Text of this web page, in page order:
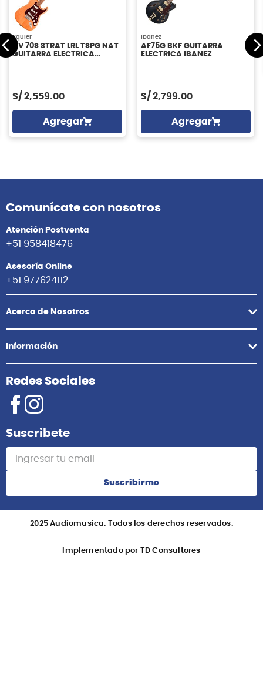
Squier
CV 70S STRAT LRL TSPG NAT
GUITARRA ELECTRICA
S/ 2,559.00
Agregar
Ibanez
AF75G BKF GUITARRA
ELECTRICA IBANEZ
S/ 2,799.00
Agregar
Comunícate con nosotros
Atención Postventa
+51 958418476
Asesoría Online
+51 977624112
Acerca de Nosotros
Información
Redes Sociales
Suscribete
Suscribirme
2025 Audiomusica. Todos los derechos reservados.
Implementado por TD Consultores